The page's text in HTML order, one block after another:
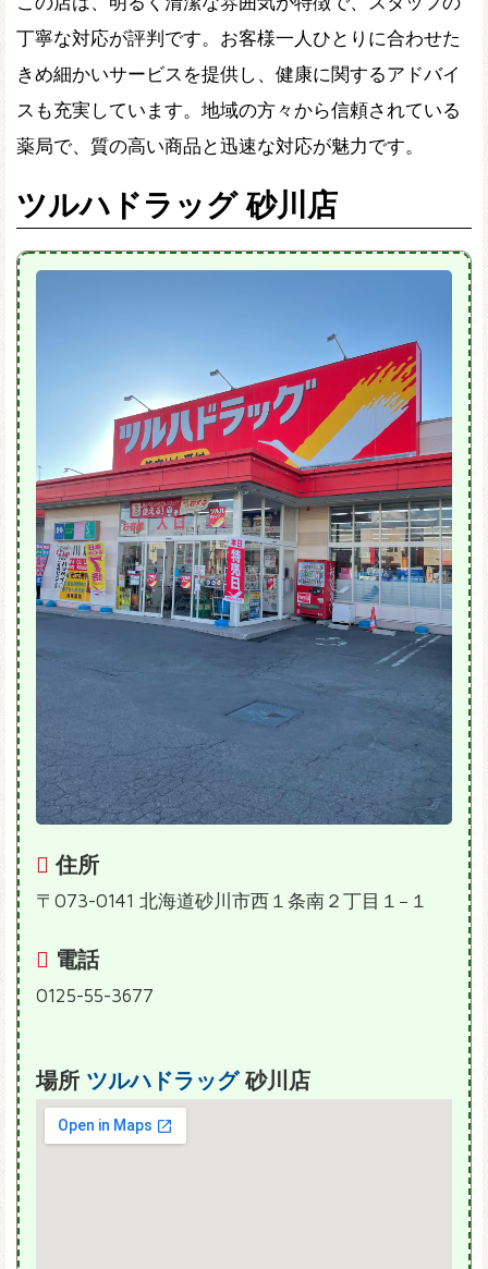
丁寧な対応が評判です。お客様一人ひとりに合わせた
きめ細かいサービスを提供し、健康に関するアドバイ
スも充実しています。地域の方々から信頼されている
薬局で、質の高い商品と迅速な対応が魅力です。
ツルハドラッグ 砂川店
住所
〒073-0141 北海道砂川市西１条南２丁目１−１
電話
0125-55-3677
場所 ツルハドラッグ砂川店